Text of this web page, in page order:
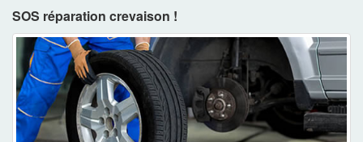
SOS réparation crevaison !